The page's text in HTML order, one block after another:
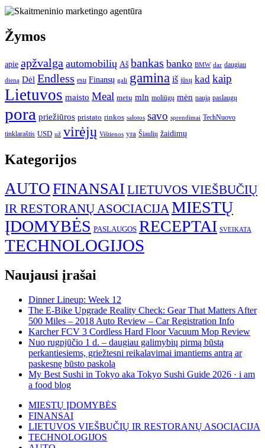
Žymos
apie apžvalga automobilių Aš bankas banko BMW dar daugiau
dieną Dėl Endless esu Finansų gali gamina iš jūsų kad kaip
Lietuvos maisto Meal metų mln moliūgų mėn naują paslaugų
pora priežiūros pristato rinkos salotos savo sprendimai TechNuovo
tinklaraštis USD už virėjų Vištienos yra Šiaulių žaidimų
Kategorijos
AUTOFINANSAI LIETUVOS VIEŠBUČIŲ
IR RESTORANŲ ASOCIACIJA MIESTŲ
ĮDOMYBĖS PASLAUGOS RECEPTAI SVEIKATA
TECHNOLOGIJOS
Naujausi įrašai
Dinner Lineup: Week 12
The E-Bike Upgrade Reality Check: Gear That Matters After
500 Miles – 2018 Auto Review – Car Registration Info
Karcher FCV 3 Cordless Hard Floor Vacuum Mop Review
Nuo rugpjūčio 1 d. – daugiau galimybių pirmą būstą
perkantiesiems, griežtesni reikalavimai imantiems antrą ar
paskesnę būsto paskolą
My Best Sushi in Tokyo aka Tokyo Sushi Guide 2026 · i am
a food blog
MIESTŲ ĮDOMYBĖS
FINANSAI
LIETUVOS VIEŠBUČIŲ IR RESTORANŲ ASOCIACIJA
TECHNOLOGIJOS